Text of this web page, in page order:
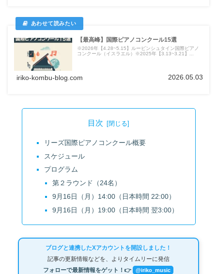
【最高峰】国際ピアノコンクール15選
※2026年【4.28~5.15】ルービンシュタイン国際ピアノ
コンクール（イスラエル）※2025年【3.13~3.21】...
iriko-kombu-blog.com 2026.05.03
目次
リーズ国際ピアノコンクール概要
スケジュール
プログラム
第２ラウンド（24名）
9月16日（月）14:00（日本時間 22:00）
9月16日（月）19:00（日本時間 翌3:00）
ブログと連携したXアカウントを開設しました！
記事の更新情報などを、よりタイムリーに発信
フォローで最新情報をゲット！👉
@iriko_music